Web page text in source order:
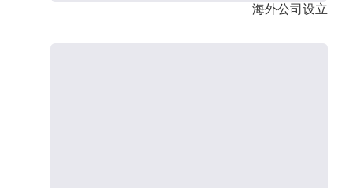
海外公司设立